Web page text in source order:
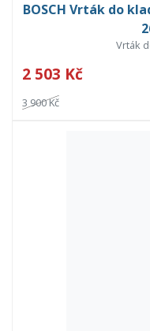
BOSCH Vrták do
Vrták
2 503 Kč
3 900 Kč